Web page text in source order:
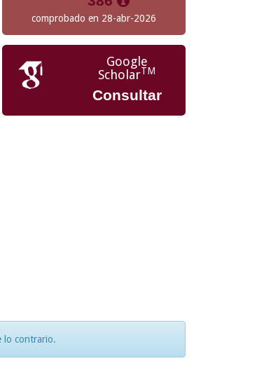
comprobado en 28-abr-2026
Google
ScholarTM
Consultar
lo contrario.